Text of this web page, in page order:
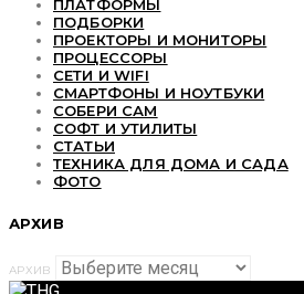
ПЛАТФОРМЫ
ПОДБОРКИ
ПРОЕКТОРЫ И МОНИТОРЫ
ПРОЦЕССОРЫ
СЕТИ И WIFI
СМАРТФОНЫ И НОУТБУКИ
СОБЕРИ САМ
СОФТ И УТИЛИТЫ
СТАТЬИ
ТЕХНИКА ДЛЯ ДОМА И САДА
ФОТО
АРХИВ
АРХИВ